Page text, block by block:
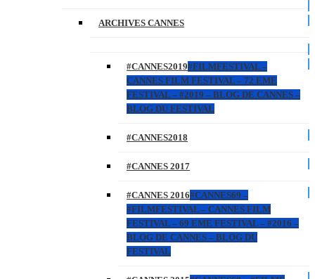
ARCHIVES CANNES
#CANNES2019#FILMFESTIVAL –
CANNES FILM FESTIVAL – 72 EME
FESTIVAL – #2019 – BLOG DE CANNES –
BLOG DU FESTIVAL
#CANNES2018
#CANNES 2017
#CANNES 2016#CANNES69 –
#FILMFESTIVAL – CANNES FILM
FESTIVAL – 69 EME FESTIVAL – #2016 –
BLOG DE CANNES – BLOG DU
FESTIVAL